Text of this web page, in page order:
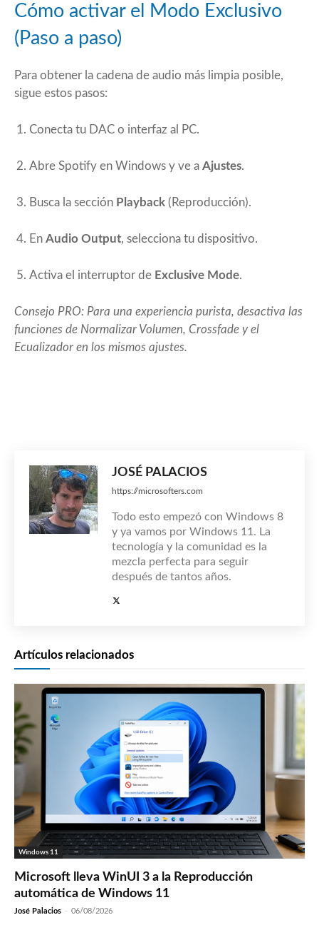
Cómo activar el Modo Exclusivo
(Paso a paso)
Para obtener la cadena de audio más limpia posible,
sigue estos pasos:
Conecta tu DAC o interfaz al PC.
Abre Spotify en Windows y ve a Ajustes.
Busca la sección Playback (Reproducción).
En Audio Output, selecciona tu dispositivo.
Activa el interruptor de Exclusive Mode.
Consejo PRO: Para una experiencia purista, desactiva las
funciones de Normalizar Volumen, Crossfade y el
Ecualizador en los mismos ajustes.
JOSÉ PALACIOS
https://microsofters.com
Todo esto empezó con Windows 8
y ya vamos por Windows 11. La
tecnología y la comunidad es la
mezcla perfecta para seguir
después de tantos años.
Artículos relacionados
Windows 11
Microsoft lleva WinUI 3 a la Reproducción
automática de Windows 11
José Palacios - 06/08/2026